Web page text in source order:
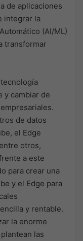
de aplicaciones
integrar la
(AI/ML)
transformar
y cambiar de
de datos
el Edge
otros,
a este
para crear una
y el Edge para
y rentable.
la enorme
las